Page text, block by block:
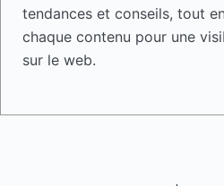
tendances et conseils, tout
chaque contenu pour une
sur le web.